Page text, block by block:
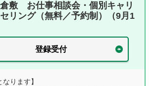
敷 お仕事相談会・個別キャリ
リング（無料／予約制）（9月1
登録受付
なります】